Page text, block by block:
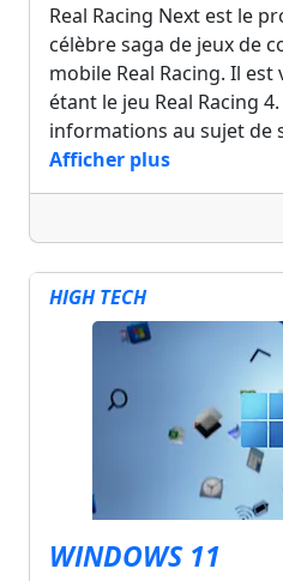
Real Racing Next est le
célèbre saga de jeux de
mobile Real Racing. Il
étant le jeu Real Racing
informations au sujet de
Afficher plus
HIGH TECH
WINDOWS 11